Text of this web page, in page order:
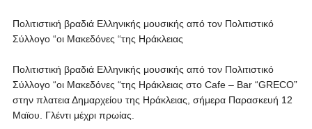
Πολιτιστική βραδιά Ελληνικής μουσικής από τον Πολιτιστικό
Σύλλογο “οι Μακεδόνες “της Ηράκλειας
Πολιτιστική βραδιά Ελληνικής μουσικής από τον Πολιτιστικό
Σύλλογο “οι Μακεδόνες “της Ηράκλειας στο Cafe – Bar “GRECO”
στην πλατεια Δημαρχείου της Ηράκλειας, σήμερα Παρασκευή 12
Μαϊου. Γλέντι μέχρι πρωίας.